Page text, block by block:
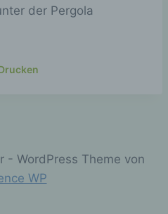
der Pergola
- WordPress Theme von
WP
dieser
die auf
Ihres